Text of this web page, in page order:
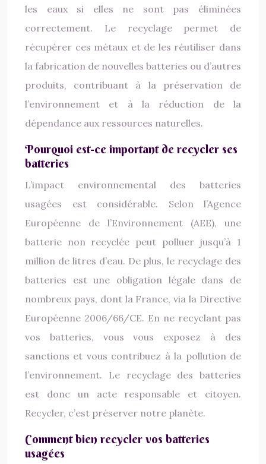
les eaux si elles ne sont pas éliminées
correctement. Le recyclage permet de
récupérer ces métaux et de les réutiliser dans
la fabrication de nouvelles batteries ou d’autres
produits, contribuant à la préservation de
l’environnement et à la réduction de la
dépendance aux ressources naturelles.
Pourquoi est-ce important de recycler ses
batteries
L’impact environnemental des batteries
usagées est considérable. Selon l’Agence
Européenne de l’Environnement (AEE), une
batterie non recyclée peut polluer jusqu’à 1
million de litres d’eau. De plus, le recyclage des
batteries est une obligation légale dans de
nombreux pays, dont la France, via la Directive
Européenne 2006/66/CE. En ne recyclant pas
vos batteries, vous vous exposez à des
sanctions et vous contribuez à la pollution de
l’environnement. Le recyclage des batteries
est donc un acte responsable et citoyen.
Recycler, c’est préserver notre planète.
Comment bien recycler vos batteries
usagées